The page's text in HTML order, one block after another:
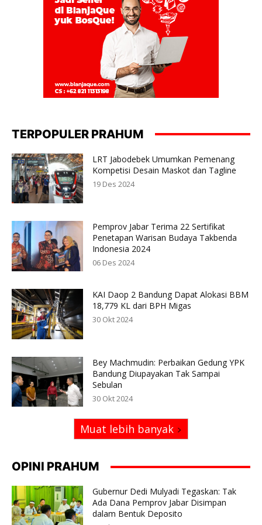
TERPOPULER PRAHUM
LRT Jabodebek Umumkan Pemenang
Kompetisi Desain Maskot dan Tagline
19 Des 2024
Pemprov Jabar Terima 22 Sertifikat
Penetapan Warisan Budaya Takbenda
Indonesia 2024
06 Des 2024
KAI Daop 2 Bandung Dapat Alokasi BBM
18,779 KL dari BPH Migas
30 Okt 2024
Bey Machmudin: Perbaikan Gedung YPK
Bandung Diupayakan Tak Sampai
Sebulan
30 Okt 2024
Muat lebih banyak
OPINI PRAHUM
Gubernur Dedi Mulyadi Tegaskan: Tak
Ada Dana Pemprov Jabar Disimpan
dalam Bentuk Deposito